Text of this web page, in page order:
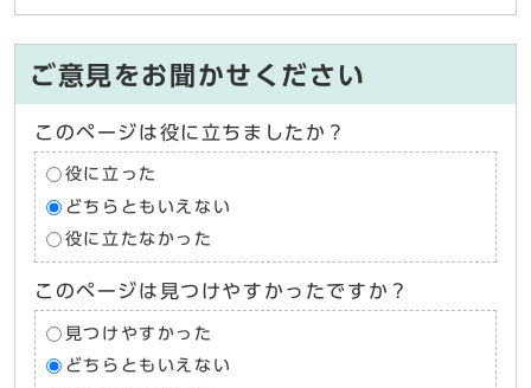
ご意見をお聞かせください
このページは役に立ちましたか？
役に立った
どちらともいえない
役に立たなかった
このページは見つけやすかったですか？
見つけやすかった
どちらともいえない